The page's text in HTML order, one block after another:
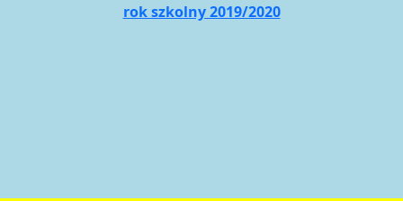
rok szkolny 2019/2020